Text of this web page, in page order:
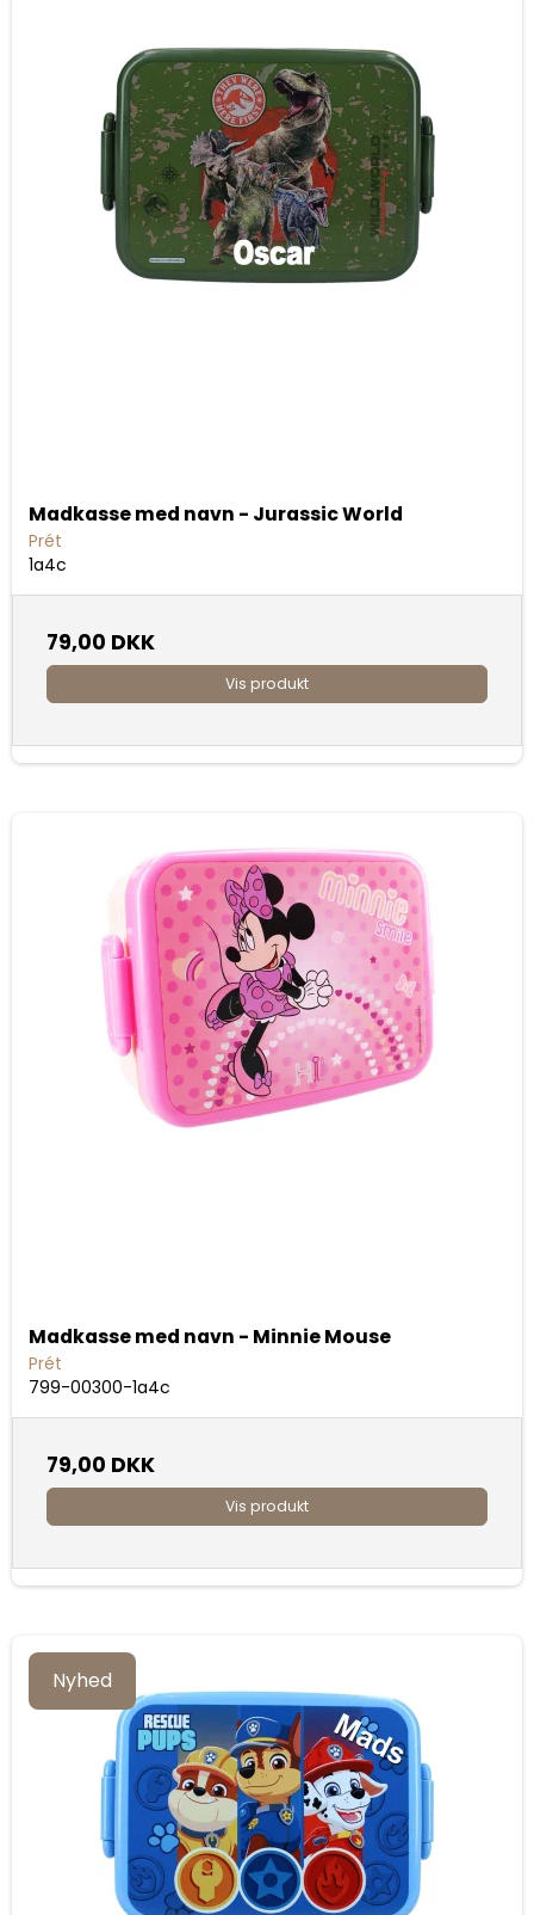
Madkasse med navn - Jurassic World
Prét
1a4c
79,00 DKK
Vis produkt
Madkasse med navn - Minnie Mouse
Prét
799-00300-1a4c
79,00 DKK
Vis produkt
Nyhed